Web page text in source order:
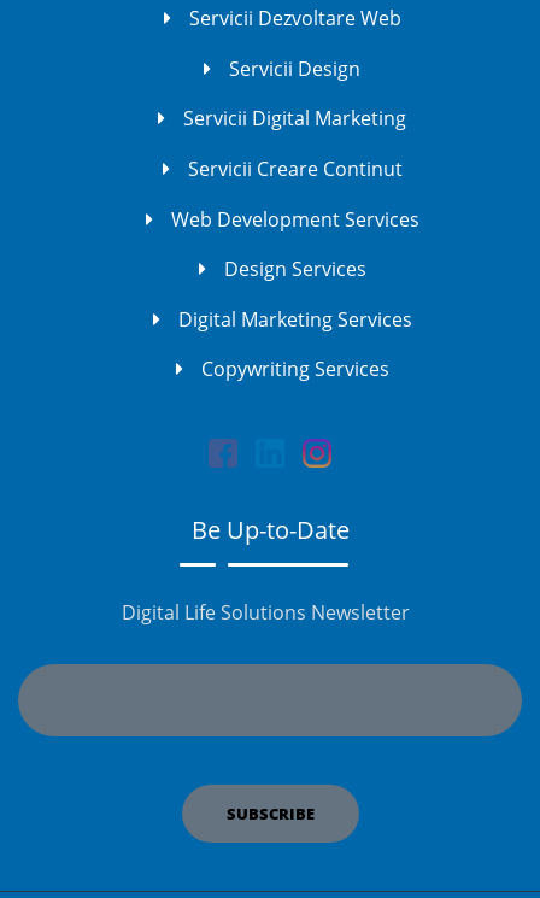
Servicii Dezvoltare Web
Servicii Design
Servicii Digital Marketing
Servicii Creare Continut
Web Development Services
Design Services
Digital Marketing Services
Copywriting Services
Be Up-to-Date
Digital Life Solutions Newsletter